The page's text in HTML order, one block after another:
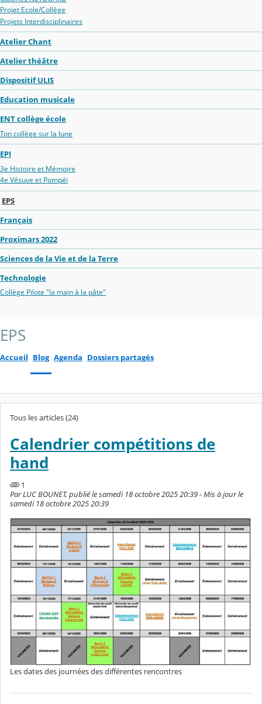
Projet Ecole/Collège
Projets Interdisciplinaires
Atelier Chant
Atelier théâtre
Dispositif ULIS
Education musicale
ENT collège école
Ton collège sur la lune
EPI
3e Histoire et Mémoire
4e Vésuve et Pompéi
EPS
Français
Proximars 2022
Sciences de la Vie et de la Terre
Technologie
Collège Pilote "la main à la pâte"
EPS
Accueil Blog Agenda Dossiers partagés
Tous les articles (24)
Calendrier compétitions de
hand
1
Par LUC BOUNET, publié le samedi 18 octobre 2025 20:39 - Mis à jour le
samedi 18 octobre 2025 20:39
Les dates des journées des différentes rencontres